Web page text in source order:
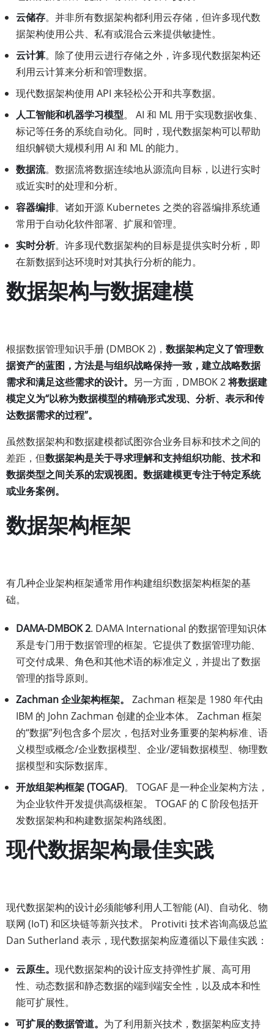
云储存。并非所有数据架构都利用云存储，但许多现代数
据架构使用公共、私有或混合云来提供敏捷性。
云计算。除了使用云进行存储之外，许多现代数据架构还
利用云计算来分析和管理数据。
现代数据架构使用 API 来轻松公开和共享数据。
人工智能和机器学习模型。 AI 和 ML 用于实现数据收集、
标记等任务的系统自动化。同时，现代数据架构可以帮助
组织解锁大规模利用 AI 和 ML 的能力。
数据流。数据流将数据连续地从源流向目标，以进行实时
或近实时的处理和分析。
容器编排。诸如开源 Kubernetes 之类的容器编排系统通
常用于自动化软件部署、扩展和管理。
实时分析。许多现代数据架构的目标是提供实时分析，即
在新数据到达环境时对其执行分析的能力。
数据架构与数据建模
根据数据管理知识手册 (DMBOK 2)， 数据架构定义了管理数
据资产的蓝图，方法是与组织战略保持一致，建立战略数据
需求和满足这些需求的设计。 另一方面，DMBOK 2将数据建
模定义为“以称为数据模型的精确形式发现、分析、表示和传
达数据需求的过程”。
虽然数据架构和数据建模都试图弥合业务目标和技术之间的
差距，但数据架构是关于寻求理解和支持组织功能、技术和
数据类型之间关系的宏观视图。数据建模更专注于特定系统
或业务案例。
数据架构框架
有几种企业架构框架通常用作构建组织数据架构框架的基
础。
DAMA-DMBOK 2. DAMA International 的数据管理知识体
系是专门用于数据管理的框架。它提供了数据管理功能、
可交付成果、角色和其他术语的标准定义，并提出了数据
管理的指导原则。
Zachman 企业架构框架。
Zachman 框架是 1980 年代由
IBM 的 John Zachman 创建的企业本体。 Zachman 框架
的“数据”列包含多个层次，包括对业务重要的架构标准、语
义模型或​​概念/企业数据模型、企业/逻辑数据模型、物理数
据模型和实际数据库。
开放组架构框架 (TOGAF)。 TOGAF 是一种企业架构方法，
为企业软件开发提供高级框架。 TOGAF 的 C 阶段包括开
发数据架构和构建数据架构路线图。
现代数据架构最佳实践
现代数据架构的设计必须能够利用人工智能 (AI)、自动化、物
联网 (IoT) 和区块链等新兴技术。 Protiviti 技术咨询高级总监
Dan Sutherland 表示，现代数据架构应遵循以下最佳实践：
云原生。 现代数据架构的设计应支持弹性扩展、高可用
性、动态数据和静态数据的端到端安全性，以及成本和性
能可扩展性。
可扩展的数据管道。 为了利用新兴技术，数据架构应支持